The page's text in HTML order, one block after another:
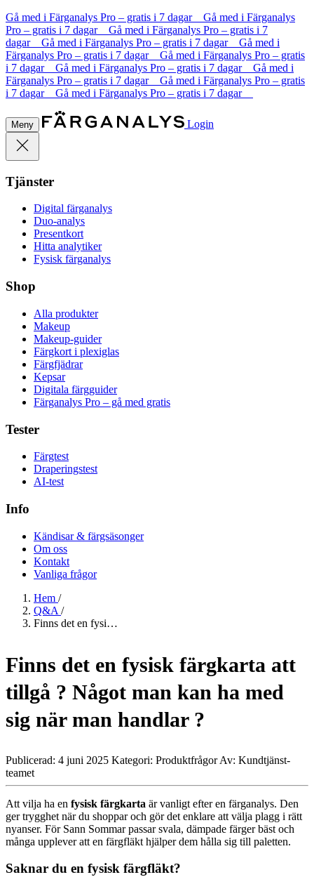
Gå med i Färganalys Pro – gratis i 7 dagar Gå med i Färganalys
Pro – gratis i 7 dagar Gå med i Färganalys Pro – gratis i 7
dagar Gå med i Färganalys Pro – gratis i 7 dagar Gå med i
Färganalys Pro – gratis i 7 dagar Gå med i Färganalys Pro – gratis
i 7 dagar Gå med i Färganalys Pro – gratis i 7 dagar Gå med i
Färganalys Pro – gratis i 7 dagar Gå med i Färganalys Pro – gratis
i 7 dagar Gå med i Färganalys Pro – gratis i 7 dagar
Meny Login
Tjänster
Digital färganalys
Duo-analys
Presentkort
Hitta analytiker
Fysisk färganalys
Shop
Alla produkter
Makeup
Makeup-guider
Färgkort i plexiglas
Färgfjädrar
Kepsar
Digitala färgguider
Färganalys Pro – gå med gratis
Tester
Färgtest
Draperingstest
AI-test
Info
Kändisar & färgsäsonger
Om oss
Kontakt
Vanliga frågor
Hem /
Q&A /
Finns det en fysi…
Finns det en fysisk färgkarta att
tillgå ? Något man kan ha med
sig när man handlar ?
Publicerad: 4 juni 2025 Kategori: ProduktfrågorAv: Kundtjänst-
teamet
Att vilja ha en fysisk färgkarta är vanligt efter en färganalys. Den
ger trygghet när du shoppar och gör det enklare att välja plagg i rätt
nyanser. För Sann Sommar passar svala, dämpade färger bäst och
många upplever att en färgfläkt hjälper dem hålla sig till paletten.
Saknar du en fysisk färgfläkt?